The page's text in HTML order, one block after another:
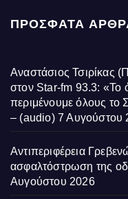
ΠΡΌΣΦΑΤΑ
Αναστάσιος
στον Star-fm 93.3: «Το
περιμένουμε όλους
– (audio) 7 Αυγούστου
Αντιπεριφέρεια
ασφαλτόστρωση της
Αυγούστου 2026